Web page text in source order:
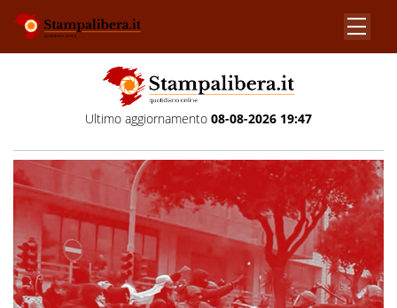
Ultimo aggiornamento 08-08-2026 19:47